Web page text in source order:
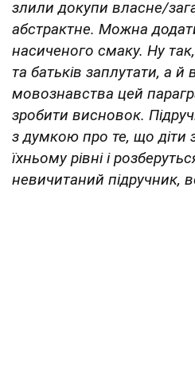
злили докупи власне/
абстрактне. Можна
насиченого смаку. Ну
та батьків заплутати, а й
мовознавства цей
зробити висновок.
з думкою про те, що діти
їхньому рівні і
невичитаний підручник,